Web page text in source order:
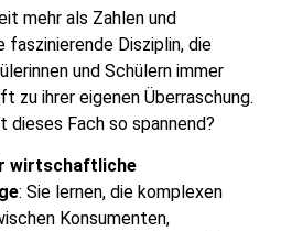
mehr als Zahlen und
faszinierende Disziplin, die
und Schülern immer
zu ihrer eigenen Überraschung.
dieses Fach so spannend?
wirtschaftliche
: Sie lernen, die komplexen
Konsumenten,